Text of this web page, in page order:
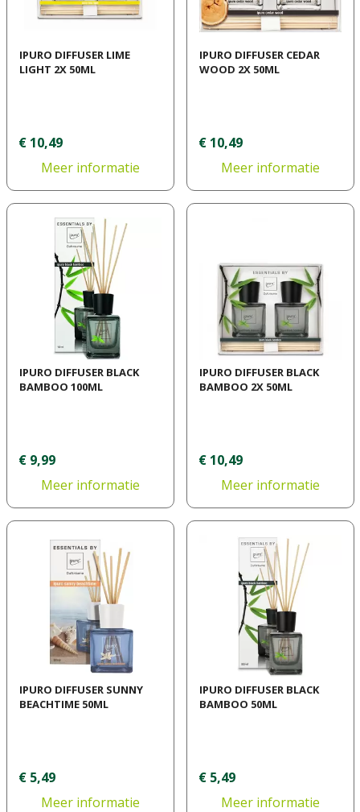
IPURO DIFFUSER LIME
LIGHT 2X 50ML
€ 10,49
Meer informatie
IPURO DIFFUSER CEDAR
WOOD 2X 50ML
€ 10,49
Meer informatie
IPURO DIFFUSER BLACK
BAMBOO 100ML
€ 9,99
Meer informatie
IPURO DIFFUSER BLACK
BAMBOO 2X 50ML
€ 10,49
Meer informatie
IPURO DIFFUSER SUNNY
BEACHTIME 50ML
€ 5,49
Meer informatie
IPURO DIFFUSER BLACK
BAMBOO 50ML
€ 5,49
Meer informatie